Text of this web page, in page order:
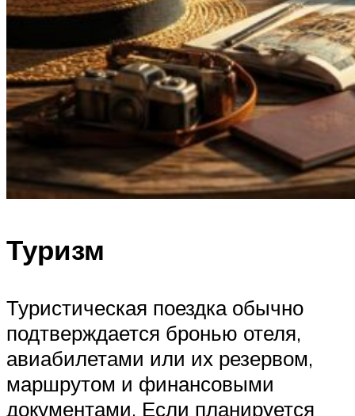
Туризм
Туристическая поездка обычно
подтверждается бронью отеля,
авиабилетами или их резервом,
маршрутом и финансовыми
документами. Если планируется